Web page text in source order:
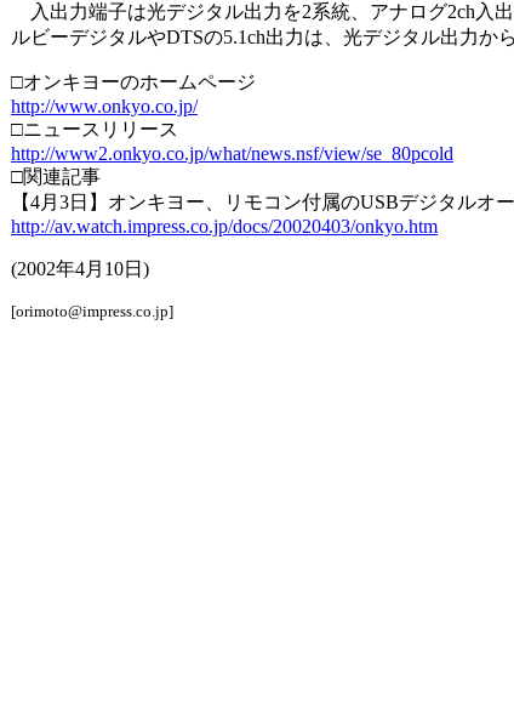
入出力端子は光デジタル出力を2系統、アナログ2ch入
ルビーデジタルやDTSの5.1ch出力は、光デジタル出力か
□オンキヨーのホームページ
http://www.onkyo.co.jp/
□ニュースリリース
http://www2.onkyo.co.jp/what/news.nsf/view/se_80pcold
□関連記事
【4月3日】オンキヨー、リモコン付属のUSBデジタルオ
http://av.watch.impress.co.jp/docs/20020403/onkyo.htm
(2002年4月10日)
[orimoto@impress.co.jp]